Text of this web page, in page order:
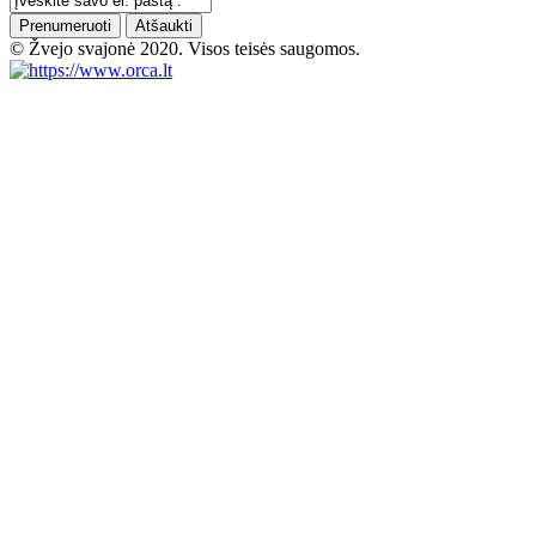
Prenumeruoti Atšaukti
© Žvejo svajonė 2020. Visos teisės saugomos.